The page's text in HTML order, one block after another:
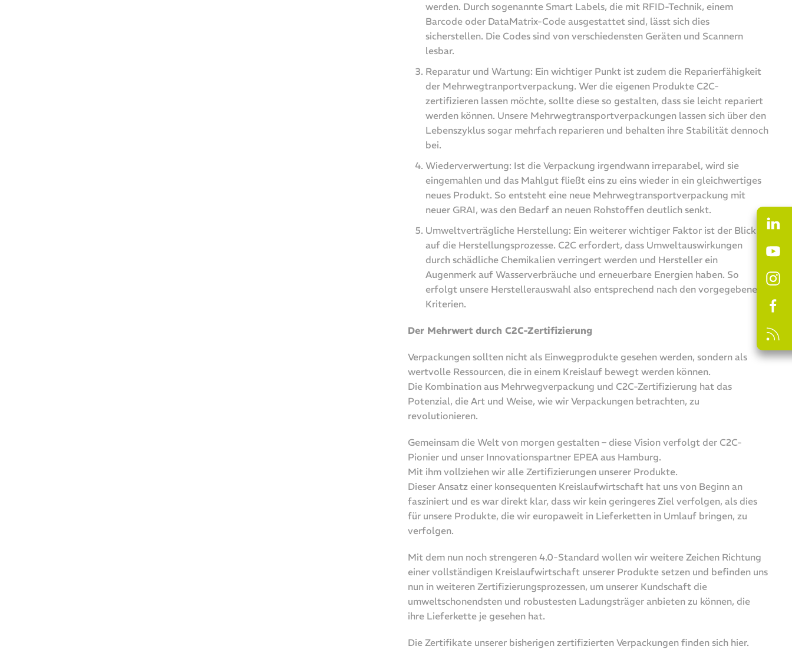
werden. Durch sogenannte Smart Labels, die mit RFID-Technik, einem
Barcode oder DataMatrix-Code ausgestattet sind, lässt sich dies
sicherstellen. Die Codes sind von verschiedensten Geräten und Scannern
lesbar.
Reparatur und Wartung: Ein wichtiger Punkt ist zudem die Reparierfähigkeit
der Mehrwegtranportverpackung. Wer die eigenen Produkte C2C-
zertifizieren lassen möchte, sollte diese so gestalten, dass sie leicht repariert
werden können. Unsere Mehrwegtransportverpackungen lassen sich über den
Lebenszyklus sogar mehrfach reparieren und behalten ihre Stabilität dennoch
bei.
Wiederverwertung: Ist die Verpackung irgendwann irreparabel, wird sie
eingemahlen und das Mahlgut fließt eins zu eins wieder in ein gleichwertiges
neues Produkt. So entsteht eine neue Mehrwegtransportverpackung mit
neuer GRAI, was den Bedarf an neuen Rohstoffen deutlich senkt.
Umweltverträgliche Herstellung: Ein weiterer wichtiger Faktor ist der Blick
auf die Herstellungsprozesse. C2C erfordert, dass Umweltauswirkungen
durch schädliche Chemikalien verringert werden und Hersteller ein
Augenmerk auf Wasserverbräuche und erneuerbare Energien haben. So
erfolgt unsere Herstellerauswahl also entsprechend nach den vorgegebenen
Kriterien.
Der Mehrwert durch C2C-Zertifizierung
Verpackungen sollten nicht als Einwegprodukte gesehen werden, sondern als
wertvolle Ressourcen, die in einem Kreislauf bewegt werden können.
Die Kombination aus Mehrwegverpackung und C2C-Zertifizierung hat das
Potenzial, die Art und Weise, wie wir Verpackungen betrachten, zu
revolutionieren.
Gemeinsam die Welt von morgen gestalten – diese Vision verfolgt der C2C-
Pionier und unser Innovationspartner EPEA aus Hamburg.
Mit ihm vollziehen wir alle Zertifizierungen unserer Produkte.
Dieser Ansatz einer konsequenten Kreislaufwirtschaft hat uns von Beginn an
fasziniert und es war direkt klar, dass wir kein geringeres Ziel verfolgen, als dies
für unsere Produkte, die wir europaweit in Lieferketten in Umlauf bringen, zu
verfolgen.
Mit dem nun noch strengeren 4.0-Standard wollen wir weitere Zeichen Richtung
einer vollständigen Kreislaufwirtschaft unserer Produkte setzen und befinden uns
nun in weiteren Zertifizierungsprozessen, um unserer Kundschaft die
umweltschonendsten und robustesten Ladungsträger anbieten zu können, die
ihre Lieferkette je gesehen hat.
Die Zertifikate unserer bisherigen zertifizierten Verpackungen finden sich hier.